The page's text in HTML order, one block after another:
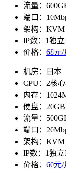
流量：
端口：
架构：KVM
IP数：1独立
价格： 68元/
机房：日本
CPU：2核心
内存：
硬盘：
流量：
端口：
架构：KVM
IP数：1独立
价格： 60元/